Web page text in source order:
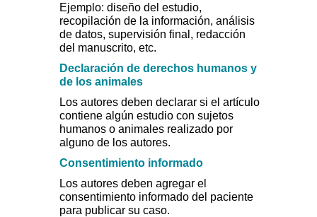
Ejemplo: diseño del estudio,
recopilación de la información, análisis
de datos, supervisión final, redacción
del manuscrito, etc.
Declaración de derechos humanos y
de los animales
Los autores deben declarar si el artículo
contiene algún estudio con sujetos
humanos o animales realizado por
alguno de los autores.
Consentimiento informado
Los autores deben agregar el
consentimiento informado del paciente
para publicar su caso.